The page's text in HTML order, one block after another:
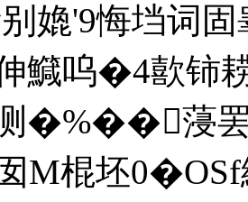
嫓'9悔垱词固
伸鱵呜�4歖
�%��
M棍坯0�